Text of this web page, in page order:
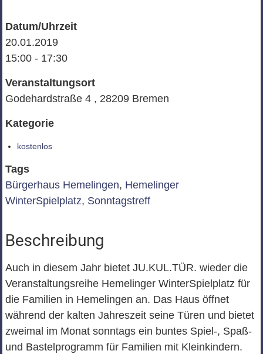
Datum/Uhrzeit
20.01.2019
15:00 - 17:30
Veranstaltungsort
Godehardstraße 4 , 28209 Bremen
Kategorie
kostenlos
Tags
Bürgerhaus Hemelingen, Hemelinger
WinterSpielplatz, Sonntagstreff
Beschreibung
Auch in diesem Jahr bietet JU.KUL.TÜR. wieder die
Veranstaltungsreihe Hemelinger WinterSpielplatz für
die Familien in Hemelingen an. Das Haus öffnet
während der kalten Jahreszeit seine Türen und bietet
zweimal im Monat sonntags ein buntes Spiel-, Spaß-
und Bastelprogramm für Familien mit Kleinkindern.